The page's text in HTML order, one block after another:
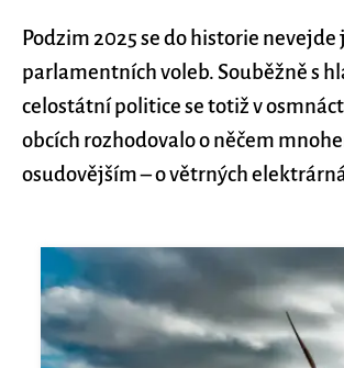
Podzim 2025 se do historie nevejde
parlamentních voleb. Souběžně s
celostátní politice se totiž v
obcích rozhodovalo o něčem
osudovějším – o větrných